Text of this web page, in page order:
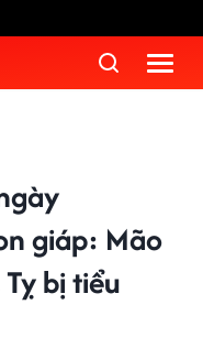
giáp: Mão
bị tiểu